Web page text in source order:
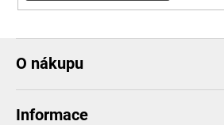
O nákupu
Informace